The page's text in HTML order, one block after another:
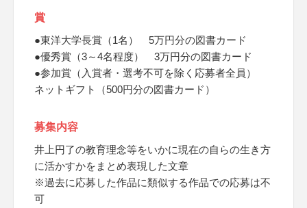
賞
●東洋大学長賞（1名） 5万円分の図書カード
●優秀賞（3～4名程度） 3万円分の図書カード
●参加賞（入賞者・選考不可を除く応募者全員）
ネットギフト（500円分の図書カード）
募集内容
井上円了の教育理念等をいかに現在の自らの生き方
に活かすかをまとめ表現した文章
※過去に応募した作品に類似する作品での応募は不
可